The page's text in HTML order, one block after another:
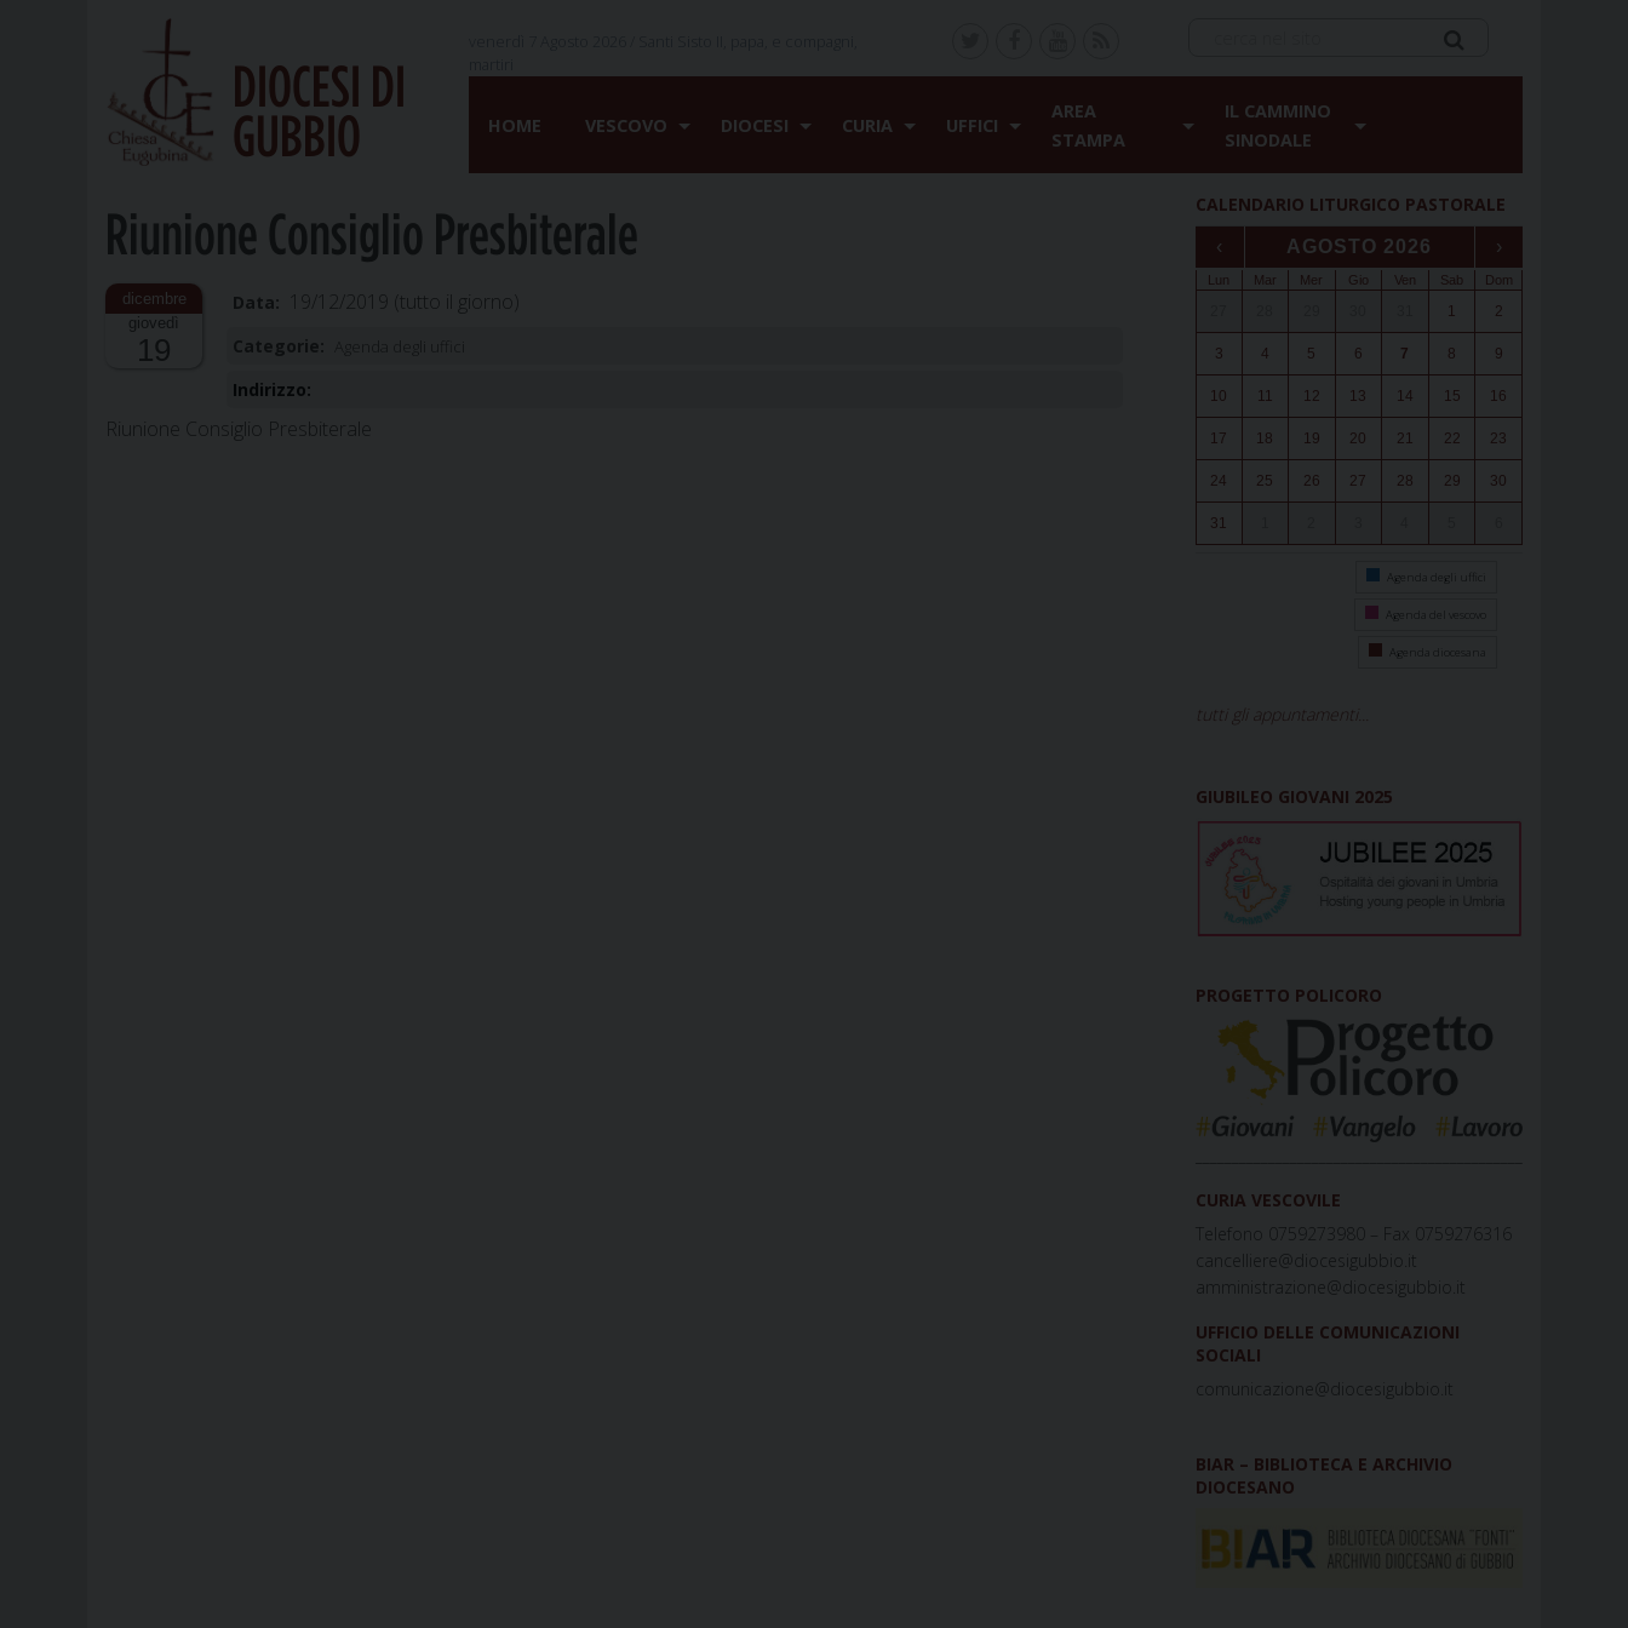
DIOCESI DI
GUBBIO
HOME VESCOVO DIOCESI CURIA UFFICI
AREA
STAMPA
IL CAMMINO
SINODALE
Riunione Consiglio Presbiterale
giovedì
19
Data: 19/12/2019 (tutto il giorno)
Categorie:
Indirizzo:
Riunione Consiglio Presbiterale
CALENDARIO LITURGICO PASTORALE
‹ AGOSTO 2026 ›
Lun Mar Mer Gio Ven Sab Dom
1 2
3 4 5 6 7 8 9
10 11 12 13 14 15 16
17 18 19 20 21 22 23
24 25 26 27 28 29 30
31
Agenda degli uffici
Agenda del vescovo
Agenda diocesana
tutti gli appuntamenti...
GIUBILEO GIOVANI 2025
PROGETTO POLICORO
CURIA VESCOVILE
Telefono 0759273980 – Fax 0759276316
cancelliere@diocesigubbio.it
amministrazione@diocesigubbio.it
UFFICIO DELLE COMUNICAZIONI
SOCIALI
comunicazione@diocesigubbio.it
BIAR – BIBLIOTECA E ARCHIVIO
DIOCESANO